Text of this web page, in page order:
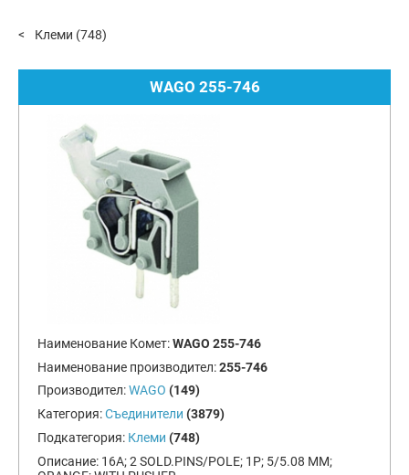
Клеми (748)
WAGO 255-746
Наименование Комет:WAGO 255-746
Наименование производител:255-746
Производител:WAGO (149)
Категория:Съединители (3879)
Подкатегория: Клеми (748)
Описание: 16A; 2 SOLD.PINS/POLE; 1P; 5/5.08 MM;